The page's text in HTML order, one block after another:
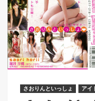
さおりんといっしょ アイ